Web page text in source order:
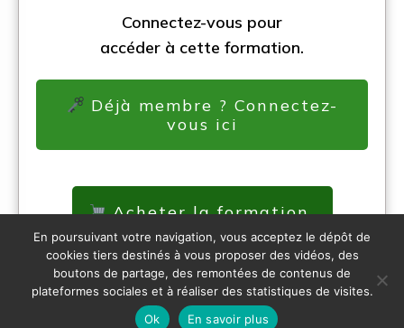
Connectez-vous pour
accéder à cette formation.
Déjà membre ? Connectez-
vous ici
Acheter la formation
Copyright Créer avec Cindy
En poursuivant votre navigation, vous acceptez le dépôt de
cookies tiers destinés à vous proposer des vidéos, des
boutons de partage, des remontées de contenus de
plateformes sociales et à réaliser des statistiques de visites.
Ok
En savoir plus